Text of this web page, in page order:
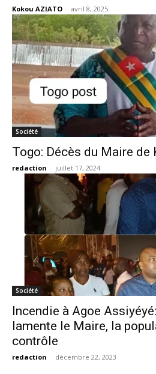
Kokou AZIATO - avril 8, 2025
Société
Togo: Décès du Maire de
redaction - juillet 17, 2024
Société
Incendie à Agoe
lamente le Maire, la
contrôle
redaction - décembre 22, 2023